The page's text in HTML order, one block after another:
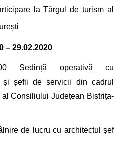
la Târgul de turism al
– 29.02.2020
Sedință operativă cu
și șefii de servicii din cadrul
al Consiliului Județean Bistrița-
de lucru cu architectul șef